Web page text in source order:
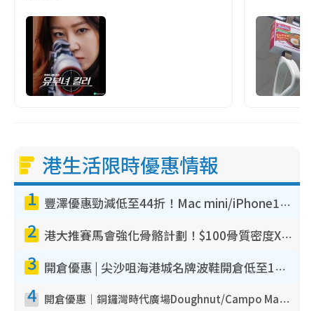
港生活限時優惠情報
1 豐澤優惠勁減低至44折！Mac mini/iPhone17Pro大減價！廚房家電$220起
2 港大推賽馬會強化骨骼計劃！$100骨質密度X光檢查 完成免費運動訓練送超市禮券！附參加資格
3 開倉優惠 | 尖沙咀海港城名牌波鞋開倉低至1折！On鞋$899起／Joy&Peace鞋履$98起
4 開倉優惠｜銅鑼灣時代廣場Doughnut/Campo Marzio開倉低至1折！背囊、書包、手袋劈價$200起